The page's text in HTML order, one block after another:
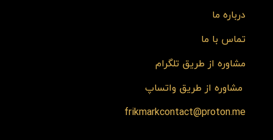
درباره ما
تماس با ما
مشاوره از طریق تلگرام
مشاوره از طریق واتساپ
frikmarkcontact@proton.me